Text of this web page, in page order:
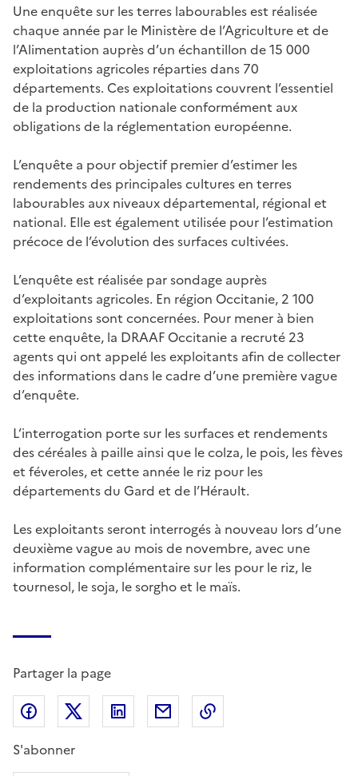
Une enquête sur les terres labourables est réalisée
chaque année par le Ministère de l’Agriculture et de
l’Alimentation auprès d’un échantillon de 15 000
exploitations agricoles réparties dans 70
départements. Ces exploitations couvrent l’essentiel
de la production nationale conformément aux
obligations de la réglementation européenne.
L’enquête a pour objectif premier d’estimer les
rendements des principales cultures en terres
labourables aux niveaux départemental, régional et
national. Elle est également utilisée pour l’estimation
précoce de l’évolution des surfaces cultivées.
L’enquête est réalisée par sondage auprès
d’exploitants agricoles. En région Occitanie, 2 100
exploitations sont concernées. Pour mener à bien
cette enquête, la DRAAF Occitanie a recruté 23
agents qui ont appelé les exploitants afin de collecter
des informations dans le cadre d’une première vague
d’enquête.
L’interrogation porte sur les surfaces et rendements
des céréales à paille ainsi que le colza, le pois, les fèves
et féveroles, et cette année le riz pour les
départements du Gard et de l’Hérault.
Les exploitants seront interrogés à nouveau lors d’une
deuxième vague au mois de novembre, avec une
information complémentaire sur les pour le riz, le
tournesol, le soja, le sorgho et le maïs.
Partager la page
Partager sur Facebook
Partager sur X (anciennement Twitter)
Partager sur LinkedIn
Partager par email
S'abonner